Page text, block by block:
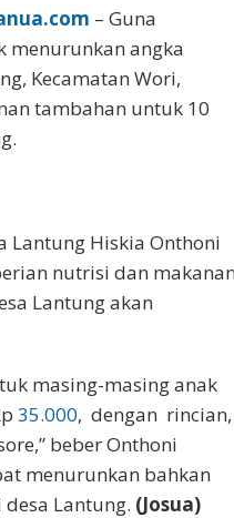
– Guna
menurunkan angka
Kecamatan Wori,
tambahan untuk 10
Lantung Hiskia Onthoni
nutrisi dan makanan
Lantung akan
masing-masing anak
35.000, dengan rincian,
beber Onthoni
menurunkan bahkan
Lantung. (Josua)